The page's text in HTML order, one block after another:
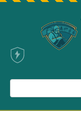
Перейти
Поиск: